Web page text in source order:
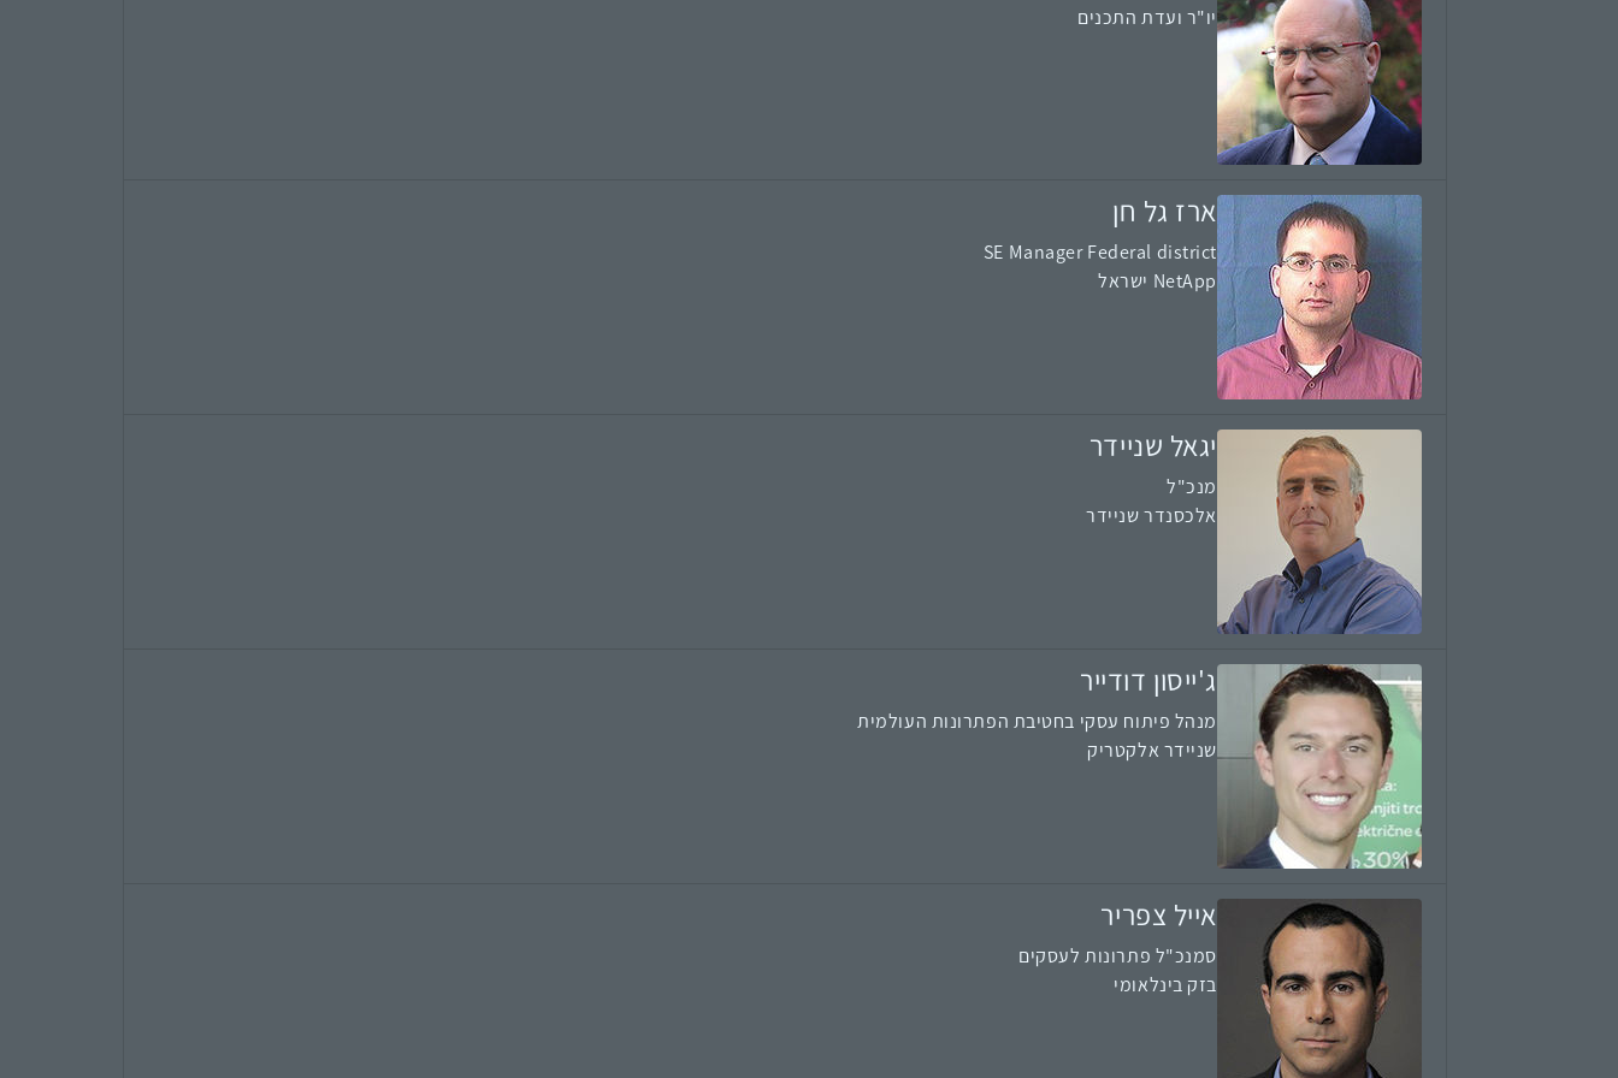
יו"ר ועדת התכנים
ארז גל חן
SE Manager Federal district
NetApp ישראל
יגאל שניידר
מנכ"ל
אלכסנדר שניידר
ג'ייסון דודייר
מנהל פיתוח עסקי בחטיבת הפתרונות העולמית
שניידר אלקטריק
אייל צפריר
סמנכ"ל פתרונות לעסקים
בזק בינלאומי